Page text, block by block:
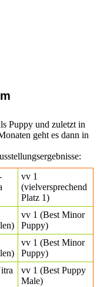
Puppy und zuletzt in
geht es dann in
vv 1
(vielversprechend
Platz 1)
vv 1 (Best Minor
Puppy)
vv 1 (Best Minor
Puppy)
vv 1 (Best Puppy
Male)